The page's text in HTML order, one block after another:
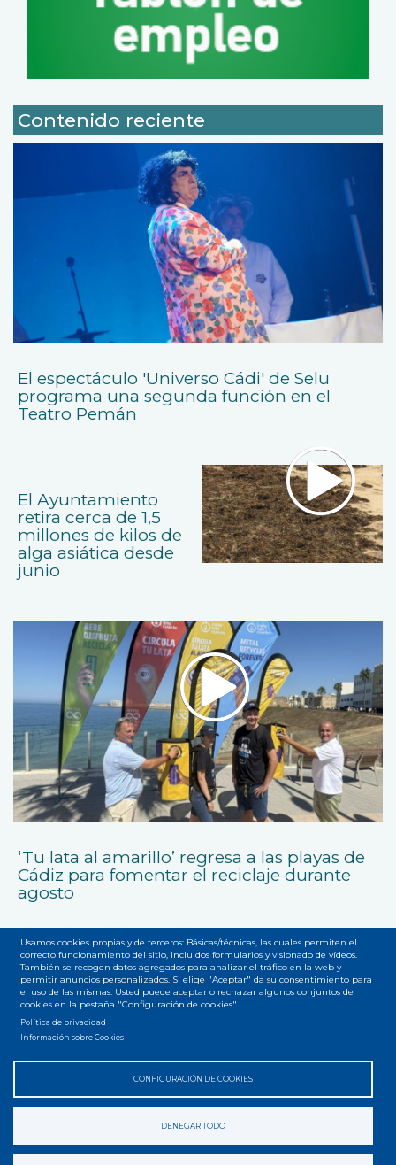
Contenido reciente
El espectáculo 'Universo Cádi' de Selu
programa una segunda función en el
Teatro Pemán
El Ayuntamiento
retira cerca de 1,5
millones de kilos de
alga asiática desde
junio
‘Tu lata al amarillo’ regresa a las playas de
Cádiz para fomentar el reciclaje durante
agosto
Menú
del
pie
Accesibilidad Privacidad
Usamos cookies propias y de terceros: Básicas/técnicas, las cuales permiten el
correcto funcionamiento del sitio, incluidos formularios y visionado de vídeos.
También se recogen datos agregados para analizar el tráfico en la web y
permitir anuncios personalizados. Si elige "Aceptar" da su consentimiento para
el uso de las mismas. Usted puede aceptar o rechazar algunos conjuntos de
cookies en la pestaña "Configuración de cookies".
Política de privacidad
Información sobre Cookies
CONFIGURACIÓN DE COOKIES
DENEGAR TODO